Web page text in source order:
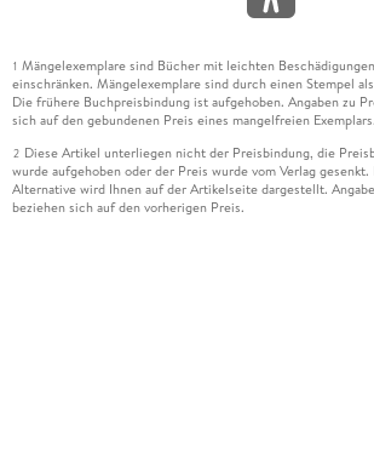
1 Mängelexemplare sind Bücher mit leichten
einschränken. Mängelexemplare sind durch einen Stempel
Die frühere Buchpreisbindung ist aufgehoben. Angaben zu
sich auf den gebundenen Preis eines mangelfreien Exemplars.
2 Diese Artikel unterliegen nicht der Preisbindung, die
wurde aufgehoben oder der Preis wurde vom Verlag
Alternative wird Ihnen auf der Artikelseite dargestellt.
beziehen sich auf den vorherigen Preis.